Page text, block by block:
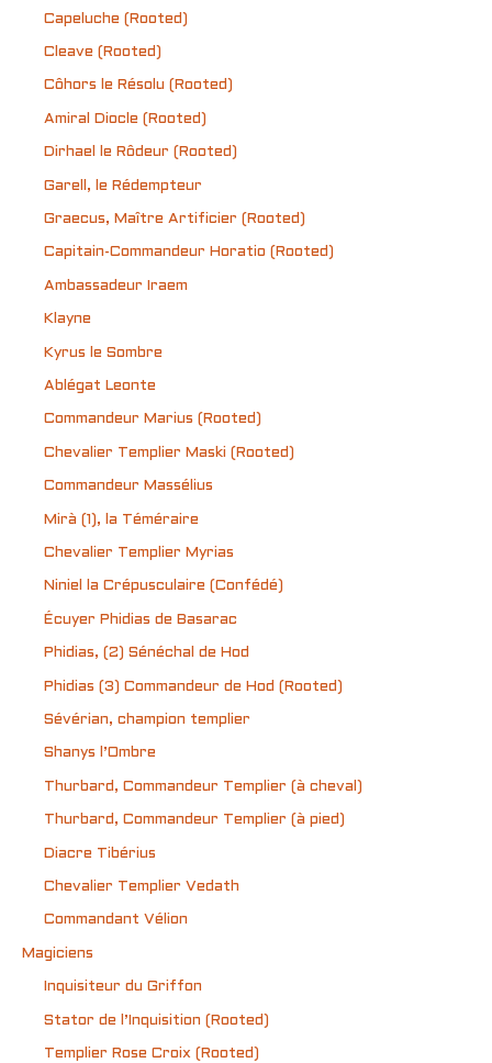
Capeluche (Rooted)
Cleave (Rooted)
Côhors le Résolu (Rooted)
Amiral Diocle (Rooted)
Dirhael le Rôdeur (Rooted)
Garell, le Rédempteur
Graecus, Maître Artificier (Rooted)
Capitain-Commandeur Horatio (Rooted)
Ambassadeur Iraem
Klayne
Kyrus le Sombre
Ablégat Leonte
Commandeur Marius (Rooted)
Chevalier Templier Maski (Rooted)
Commandeur Massélius
Mirà (1), la Téméraire
Chevalier Templier Myrias
Niniel la Crépusculaire (Confédé)
Écuyer Phidias de Basarac
Phidias, (2) Sénéchal de Hod
Phidias (3) Commandeur de Hod (Rooted)
Sévérian, champion templier
Shanys l’Ombre
Thurbard, Commandeur Templier (à cheval)
Thurbard, Commandeur Templier (à pied)
Diacre Tibérius
Chevalier Templier Vedath
Commandant Vélion
Magiciens
Inquisiteur du Griffon
Stator de l’Inquisition (Rooted)
Templier Rose Croix (Rooted)